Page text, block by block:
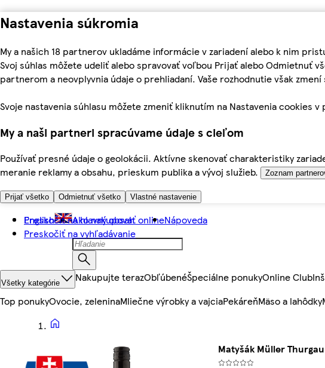
Nastavenia súkromia
My a našich 18 partnerov ukladáme informácie v zariadení alebo k nim
Svoj súhlas môžete udeliť alebo spravovať voľbou Prijať alebo Odmietnuť
partnerom a neovplyvnia údaje o prehliadaní. Vaše rozhodnutie však
Svoje nastavenia súhlasu môžete zmeniť kliknutím na Nastavenia cookies v
My a naši partneri spracúvame údaje s cieľom
Používať presné údaje o geolokácii. Aktívne skenovať charakteristiky
meranie reklamy a obsahu, prieskum publika a vývoj služieb.
Zoznam
Prijať všetko Odmietnuť všetko Vlastné nastavenie
Preskočiť na hlavný obsah
Preskočiť na vyhľadávanie
English Ako nakupovať onlineNápoveda
Všetky kategórie Nakupujte terazObľúbenéŠpeciálne ponukyOnline Club
Top ponukyOvocie, zeleninaMliečne výrobky a vajciaPekáreňMäso a lahôdky
Matyšák Müller